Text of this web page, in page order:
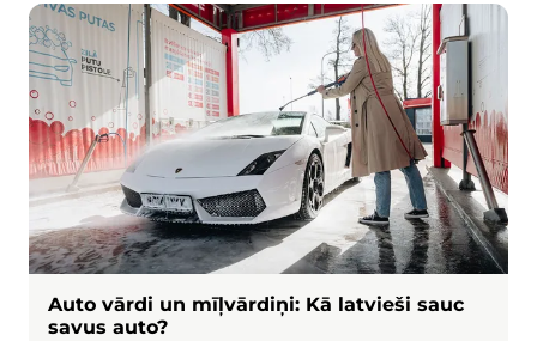
Attēls
Auto vārdi un mīļvārdiņi: Kā latvieši sauc
savus auto?